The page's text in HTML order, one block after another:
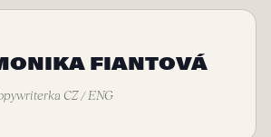
FIANTOVÁ
CZ / ENG